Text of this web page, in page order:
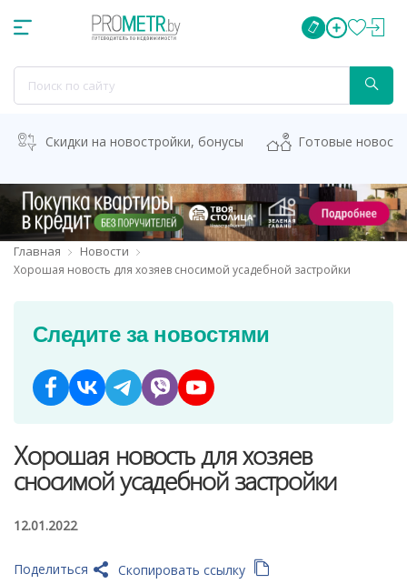
Скидки на новостройки, бонусы Готовые
Главная Новости
Хорошая новость для хозяев сносимой усадебной застройки
Следите за новостями
Хорошая новость для хозяев
сносимой усадебной застройки
12.01.2022
Скопировать ссылку
Поделиться